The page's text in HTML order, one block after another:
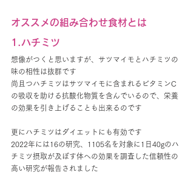
オススメの組み合わせ食材とは
1.ハチミツ
想像がつくと思いますが、サツマイモとハチミツの
味の相性は抜群です
尚且つハチミツはサツマイモに含まれるビタミンC
の吸収を助ける抗酸化物質を含んでいるので、栄養
の効果を引き上げることも出来るのです
更にハチミツはダイエットにも有効です
2022年には16の研究、1105名を対象に1日40gのハ
チミツ摂取が及ぼす体への効果を調査した信頼性の
高い研究が報告されました